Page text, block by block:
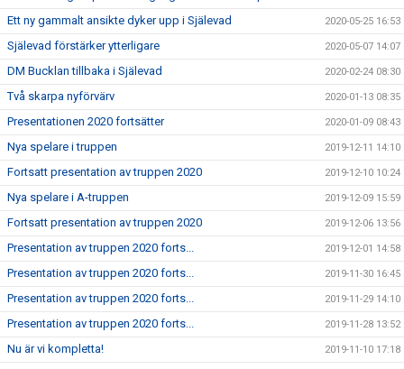
Ett ny gammalt ansikte dyker upp i Själevad 2020-05-25 16:53
Själevad förstärker ytterligare 2020-05-07 14:07
DM Bucklan tillbaka i Själevad 2020-02-24 08:30
Två skarpa nyförvärv 2020-01-13 08:35
Presentationen 2020 fortsätter 2020-01-09 08:43
Nya spelare i truppen 2019-12-11 14:10
Fortsatt presentation av truppen 2020 2019-12-10 10:24
Nya spelare i A-truppen 2019-12-09 15:59
Fortsatt presentation av truppen 2020 2019-12-06 13:56
Presentation av truppen 2020 forts... 2019-12-01 14:58
Presentation av truppen 2020 forts... 2019-11-30 16:45
Presentation av truppen 2020 forts... 2019-11-29 14:10
Presentation av truppen 2020 forts... 2019-11-28 13:52
Nu är vi kompletta! 2019-11-10 17:18